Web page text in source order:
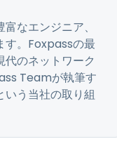
なエンジニア、
す。Foxpassの最
のネットワーク
Teamが執筆す
いう当社の取り組